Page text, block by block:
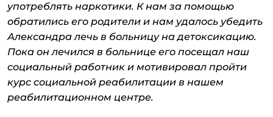
употреблять наркотики. К нам за помощью
обратились его родители и нам удалось убедить
Александра лечь в больницу на детоксикацию.
Пока он лечился в больнице его посещал наш
социальный работник и мотивировал пройти
курс социальной реабилитации в нашем
реабилитационном центре.